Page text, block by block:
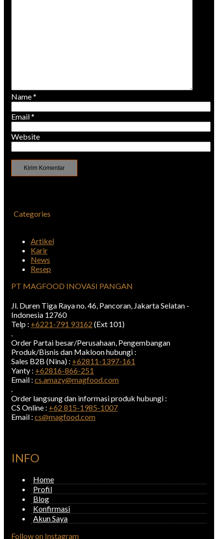
Name*
Email*
Website
Categories
Artikel
Karir
News
Resep
PT MAGFOOD INOVASI PANGAN
Jl. Duren Tiga Raya no. 46, Pancoran, Jakarta Selatan -
Indonesia 12760
Telp : +6221-791 93162 (Ext 101)
.
Order Partai besar/Perusahaan, Pengembangan
Produk/Bisnis dan Makloon hubungi :
Sales B2B (Nina) : +62811-1397-161
Yanty : +62816-866-251
Email : cs.amazy@magfood.com
.
Order langsung dan informasi produk hubungi :
CS Online : +62 815-1985-1007
Email : cs@magfood.com
INFO
Home
Profil
Blog
Konfirmasi
Akun Saya
Follow on Instagram